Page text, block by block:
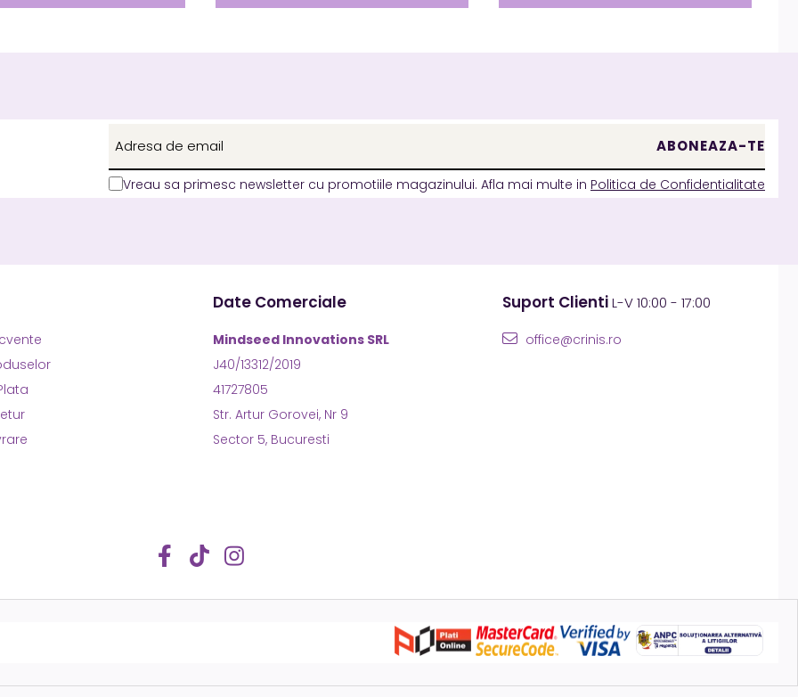
Vreau sa primesc newsletter cu promotiile magazinului. Afla mai multe in Politica de Confidentialitate
Date Comerciale
Mindseed Innovations SRL
J40/13312/2019
41727805
Str. Artur Gorovei, Nr 9
Sector 5, Bucuresti
Suport ClientiL-V 10:00 - 17:00
office@crinis.ro